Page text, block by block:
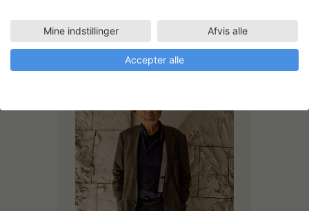
3D Tekstiler
Mine indstillinger Afvis alle
Accepter alle